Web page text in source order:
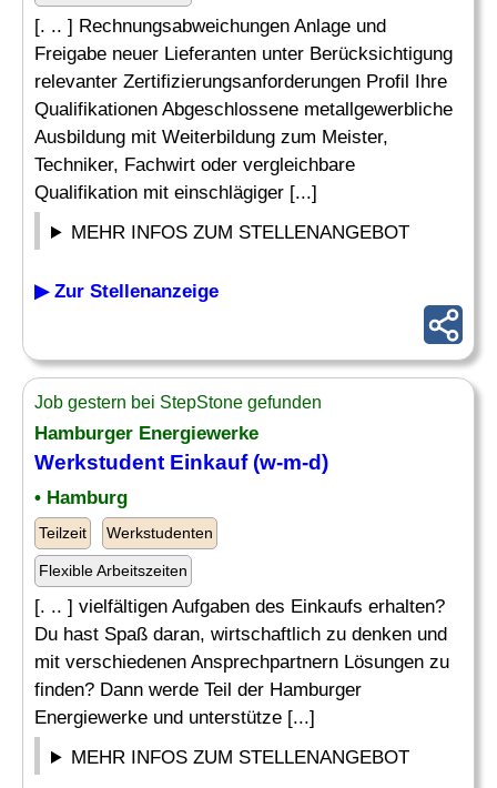
[. .. ] Rechnungsabweichungen Anlage und
Freigabe neuer Lieferanten unter Berücksichtigung
relevanter Zertifizierungsanforderungen Profil Ihre
Qualifikationen Abgeschlossene metallgewerbliche
Ausbildung mit Weiterbildung zum Meister,
Techniker, Fachwirt oder vergleichbare
Qualifikation mit einschlägiger [...]
MEHR INFOS ZUM STELLENANGEBOT
▶ Zur Stellenanzeige
Job gestern bei StepStone gefunden
Hamburger Energiewerke
Werkstudent Einkauf(w-m-d)
• Hamburg
Teilzeit Werkstudenten
Flexible Arbeitszeiten
[. .. ] vielfältigen Aufgaben des Einkaufs erhalten?
Du hast Spaß daran, wirtschaftlich zu denken und
mit verschiedenen Ansprechpartnern Lösungen zu
finden? Dann werde Teil der Hamburger
Energiewerke und unterstütze [...]
MEHR INFOS ZUM STELLENANGEBOT